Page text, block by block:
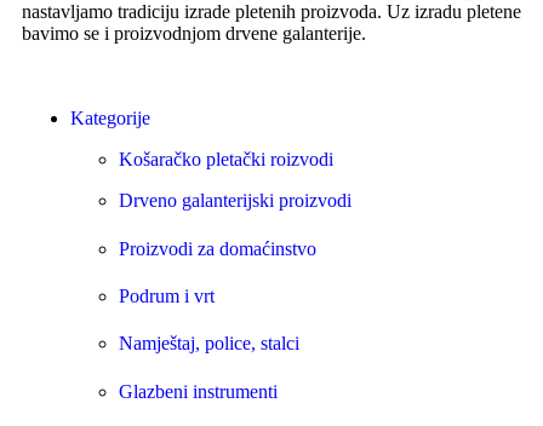
nastavljamo tradiciju izrade pletenih proizvoda. Uz izradu pletene
bavimo se i proizvodnjom drvene galanterije.
Kategorije
Košaračko pletački roizvodi
Drveno galanterijski proizvodi
Proizvodi za domaćinstvo
Podrum i vrt
Namještaj, police, stalci
Glazbeni instrumenti